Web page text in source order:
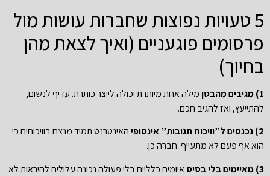
5 טעויות נפוצות שחברות עושות מול
פרסומים פוגעניים (ואיך לצאת מהן
בחיוך)
1) מגיבים מהבטן
מילה אחת מיותרת יכולה לייצר כותרת. עדיף לנשום,
להתייעץ, ואז להגיב חכם.
2) נכנסים ל”וויכוח תגובות” אינסופי
האינטרנט תמיד מנצח בוויכוחים כי
הוא אף פעם לא מתעייף. חברה כן.
3) מאיימים בלי בסיס
איומים כלליים בלי פעולה נכונה עלולים להיראות לא